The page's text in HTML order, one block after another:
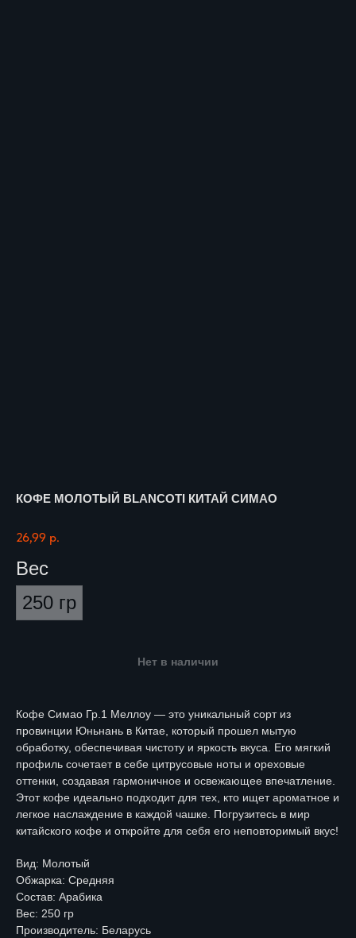
КОФЕ МОЛОТЫЙ BLANCOTI КИТАЙ СИМАО
26,99 р.
Вес
250 гр
Нет в наличии
Кофе Симао Гр.1 Меллоу — это уникальный сорт из
провинции Юньнань в Китае, который прошел мытую
обработку, обеспечивая чистоту и яркость вкуса. Его мягкий
профиль сочетает в себе цитрусовые ноты и ореховые
оттенки, создавая гармоничное и освежающее впечатление.
Этот кофе идеально подходит для тех, кто ищет ароматное и
легкое наслаждение в каждой чашке. Погрузитесь в мир
китайского кофе и откройте для себя его неповторимый вкус!
Вид: Молотый
Обжарка: Средняя
Состав: Арабика
Вес: 250 гр
Производитель: Беларусь